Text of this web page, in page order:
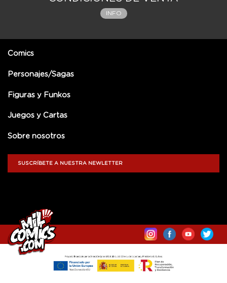
INFO
Comics
Personajes/Sagas
Figuras y Funkos
Juegos y Cartas
Sobre nosotros
SUSCRÍBETE A NUESTRA NEWLETTER